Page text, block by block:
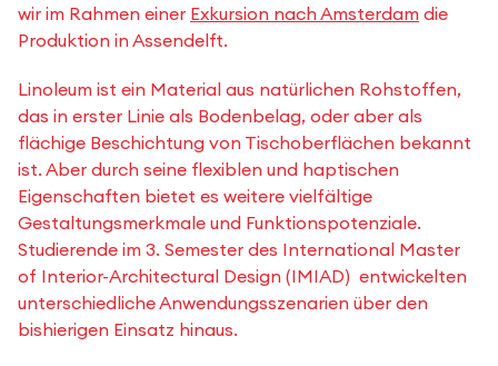
wir im Rahmen einer Exkursion nach Amsterdam die
Produktion in Assendelft.
Linoleum ist ein Material aus natürlichen Rohstoffen,
das in erster Linie als Bodenbelag, oder aber als
flächige Beschichtung von Tischoberflächen bekannt
ist. Aber durch seine flexiblen und haptischen
Eigenschaften bietet es weitere vielfältige
Gestaltungsmerkmale und Funktionspotenziale.
Studierende im 3. Semester des International Master
of Interior-Architectural Design (IMIAD) entwickelten
unterschiedliche Anwendungsszenarien über den
bishierigen Einsatz hinaus.